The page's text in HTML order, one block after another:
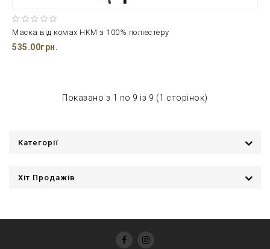
Маска від комах HKM з 100% поліестеру
535.00грн.
Показано з 1 по 9 із 9 (1 сторінок)
Категорії
Хіт Продажів